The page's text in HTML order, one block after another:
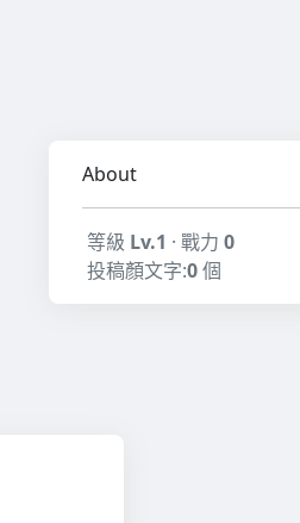
About
等級 Lv.1 · 戰力 0
投稿顏文字:0個